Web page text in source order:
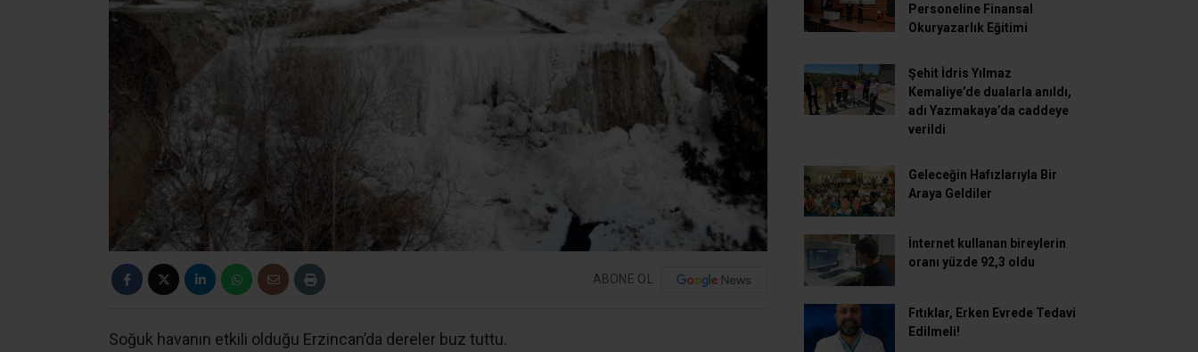
ABONE OL
Soğuk havanın etkili olduğu Erzincan’da dereler buz tuttu.
Personeline Finansal
Okuryazarlık Eğitimi
Şehit İdris Yılmaz
Kemaliye’de dualarla anıldı,
adı Yazmakaya’da caddeye
verildi
Geleceğin Hafızlarıyla Bir
Araya Geldiler
İnternet kullanan bireylerin
oranı yüzde 92,3 oldu
Fıtıklar, Erken Evrede Tedavi
Edilmeli!